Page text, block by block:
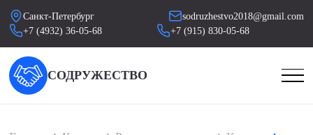
Санкт-Петербург
sodruzhestvo2018@gmail.com
+7 (4932) 36-05-68
+7 (915) 830-05-68
СОДРУЖЕСТВО